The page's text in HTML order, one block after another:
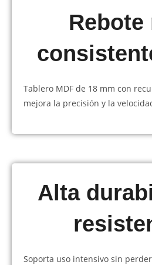
Rebote
Tablero MDF de 18 mm con
mejora la precisión y la
Alta
Soporta uso intensivo sin